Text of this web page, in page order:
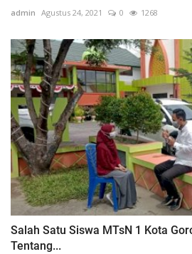
admin Agustus 24, 2021 0 1268
Salah Satu Siswa MTsN 1 Kota
Tentang...